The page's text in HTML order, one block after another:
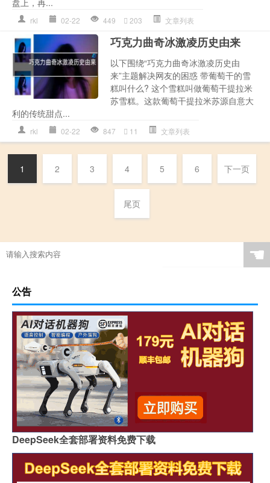
rkl 02-22 449 203 文章列表
巧克力曲奇冰激凌历史由来
以下围绕“巧克力曲奇冰激凌历史由
来”主题解决网友的困惑 带葡萄干的雪
糕叫什么? 这个雪糕叫做葡萄干提拉米
苏雪糕。这款葡萄干提拉米苏源自意大
利的传统甜点...
rkl 02-22 847 11 文章列表
1 2 3 4 5 6 下一页
尾页
☚
公告
DeepSeek全套部署资料免费下载